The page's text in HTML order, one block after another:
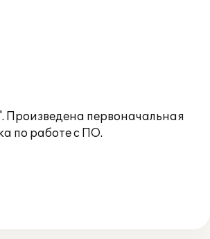
Произведена первоначальная
по работе с ПО.